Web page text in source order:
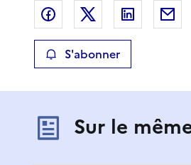
Partager sur Facebook
Partager sur X
S'abonner
Sur le